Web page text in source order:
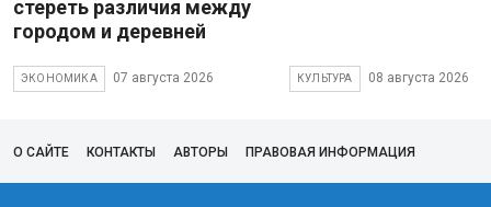
стереть различия между
городом и деревней
ЭКОНОМИКА 07 августа 2026 КУЛЬТУРА 08 августа 2026
О САЙТЕ КОНТАКТЫ АВТОРЫ ПРАВОВАЯ ИНФОРМАЦИЯ